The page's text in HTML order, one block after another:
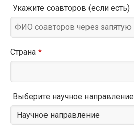
Укажите соавторов (если есть)
Страна *
Выберите научное направление